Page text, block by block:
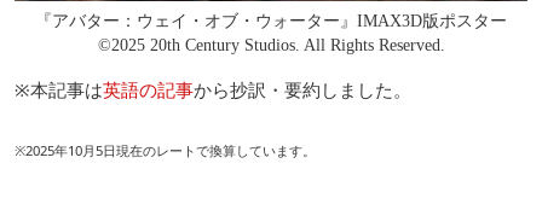
『アバター：ウェイ・オブ・ウォーター』IMAX3D版ポスター
©︎2025 20th Century Studios. All Rights Reserved.
※本記事は英語の記事から抄訳・要約しました。
※2025年10月5日現在のレートで換算しています。